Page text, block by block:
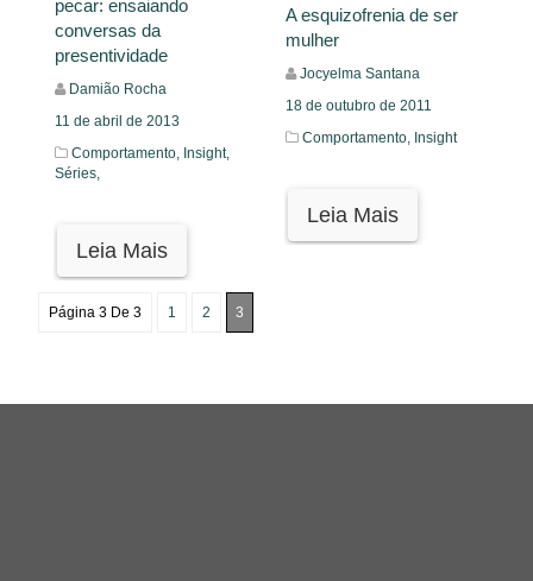
pecar: ensaiando
conversas da
presentividade
Damião Rocha
11 de abril de 2013
Comportamento, Insight,
Séries,
Leia Mais
A esquizofrenia de ser
mulher
Jocyelma Santana
18 de outubro de 2011
Comportamento, Insight
Leia Mais
Página 3 De 3 1 2 3